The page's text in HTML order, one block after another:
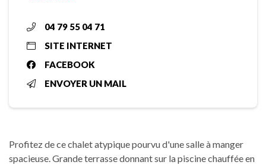
04 79 55 04 71
SITE INTERNET
FACEBOOK
ENVOYER UN MAIL
Profitez de ce chalet atypique pourvu d'une salle à manger
spacieuse. Grande terrasse donnant sur la piscine chauffée en